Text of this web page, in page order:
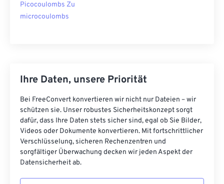
Picocoulombs Zu
microcoulombs
Ihre Daten, unsere Priorität
Bei FreeConvert konvertieren wir nicht nur Dateien – wir
schützen sie. Unser robustes Sicherheitskonzept sorgt
dafür, dass Ihre Daten stets sicher sind, egal ob Sie Bilder,
Videos oder Dokumente konvertieren. Mit fortschrittlicher
Verschlüsselung, sicheren Rechenzentren und
sorgfältiger Überwachung decken wir jeden Aspekt der
Datensicherheit ab.